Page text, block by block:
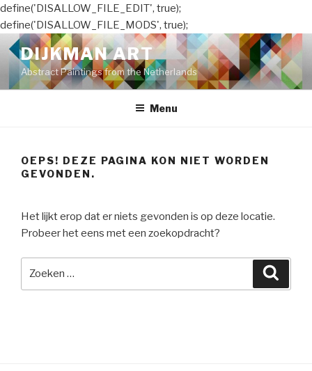
define('DISALLOW_FILE_EDIT', true);
define('DISALLOW_FILE_MODS', true);
Naar
de
inhoud
springen
DIJKMAN ART
Abstract Paintings from the Netherlands
Menu
OEPS! DEZE PAGINA KON NIET WORDEN
GEVONDEN.
Het lijkt erop dat er niets gevonden is op deze locatie.
Probeer het eens met een zoekopdracht?